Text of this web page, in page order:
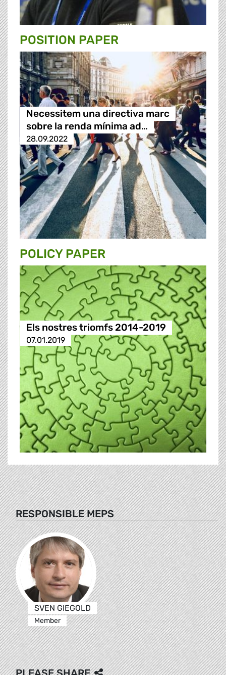
POSITION PAPER
Necessitem una directiva marc
sobre la renda mínima ad…
28.09.2022
POLICY PAPER
Els nostres triomfs 2014-2019
07.01.2019
RESPONSIBLE MEPS
SVEN GIEGOLD
Member